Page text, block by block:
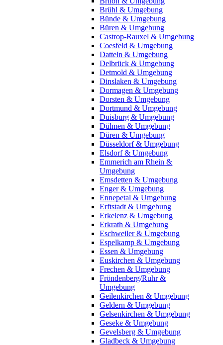
Brühl & Umgebung
Bünde & Umgebung
Büren & Umgebung
Castrop-Rauxel & Umgebung
Coesfeld & Umgebung
Datteln & Umgebung
Delbrück & Umgebung
Detmold & Umgebung
Dinslaken & Umgebung
Dormagen & Umgebung
Dorsten & Umgebung
Dortmund & Umgebung
Duisburg & Umgebung
Dülmen & Umgebung
Düren & Umgebung
Düsseldorf & Umgebung
Elsdorf & Umgebung
Emmerich am Rhein &
Umgebung
Emsdetten & Umgebung
Enger & Umgebung
Ennepetal & Umgebung
Erftstadt & Umgebung
Erkelenz & Umgebung
Erkrath & Umgebung
Eschweiler & Umgebung
Espelkamp & Umgebung
Essen & Umgebung
Euskirchen & Umgebung
Frechen & Umgebung
Fröndenberg/Ruhr &
Umgebung
Geilenkirchen & Umgebung
Geldern & Umgebung
Gelsenkirchen & Umgebung
Geseke & Umgebung
Gevelsberg & Umgebung
Gladbeck & Umgebung